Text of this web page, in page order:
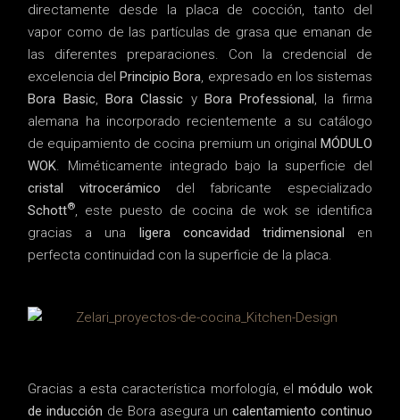
directamente desde la placa de cocción, tanto del
vapor como de las partículas de grasa que emanan de
las diferentes preparaciones. Con la credencial de
excelencia delPrincipio Bora, expresado en los sistemas
Bora Basic, Bora Classic y Bora Professional, la firma
alemana ha incorporado recientemente a su catálogo
de equipamiento de cocina premium un original MÓDULO
WOK. Miméticamente integrado bajo la superficie del
cristal vitrocerámico del fabricante especializado
Schott®, este puesto de cocina de wok se identifica
gracias a una ligera concavidad tridimensional en
perfecta continuidad con la superficie de la placa.
Gracias a esta característica morfología, elmódulo wok
de inducción de Bora asegura un calentamiento continuo